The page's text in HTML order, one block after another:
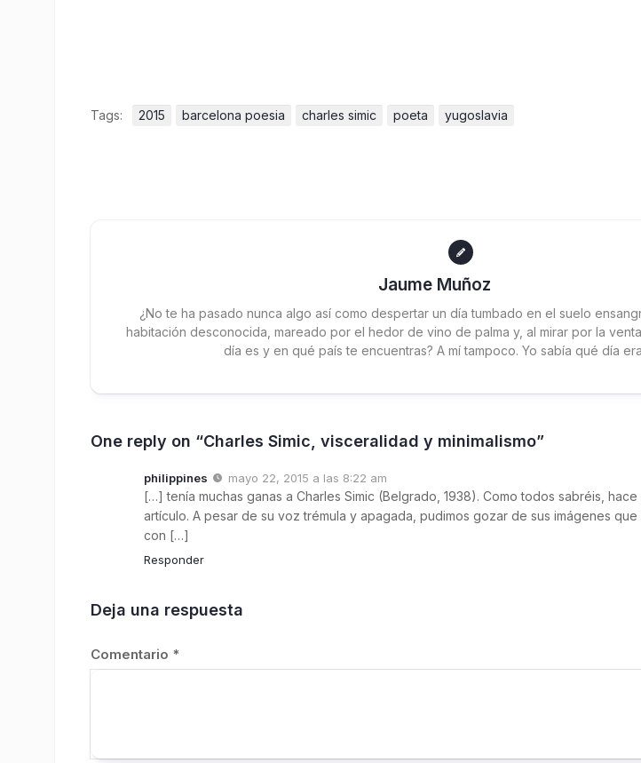
Tags: 2015 barcelona poesia charles simic poeta yugoslavia
Jaume Muñoz
¿No te ha pasado nunca algo así como despertar un día tumbado en el suelo
habitación desconocida, mareado por el hedor de vino de palma y, al mirar por la
día es y en qué país te encuentras? A mí tampoco. Yo sabía qué día
One reply on “Charles Simic, visceralidad y minimalismo”
philippines mayo 22, 2015 a las 8:22 am
[…] tenía muchas ganas a Charles Simic (Belgrado, 1938). Como todos sabréis,
artículo. A pesar de su voz trémula y apagada, pudimos gozar de sus imágenes que
con […]
Responder
Deja una respuesta
Comentario *